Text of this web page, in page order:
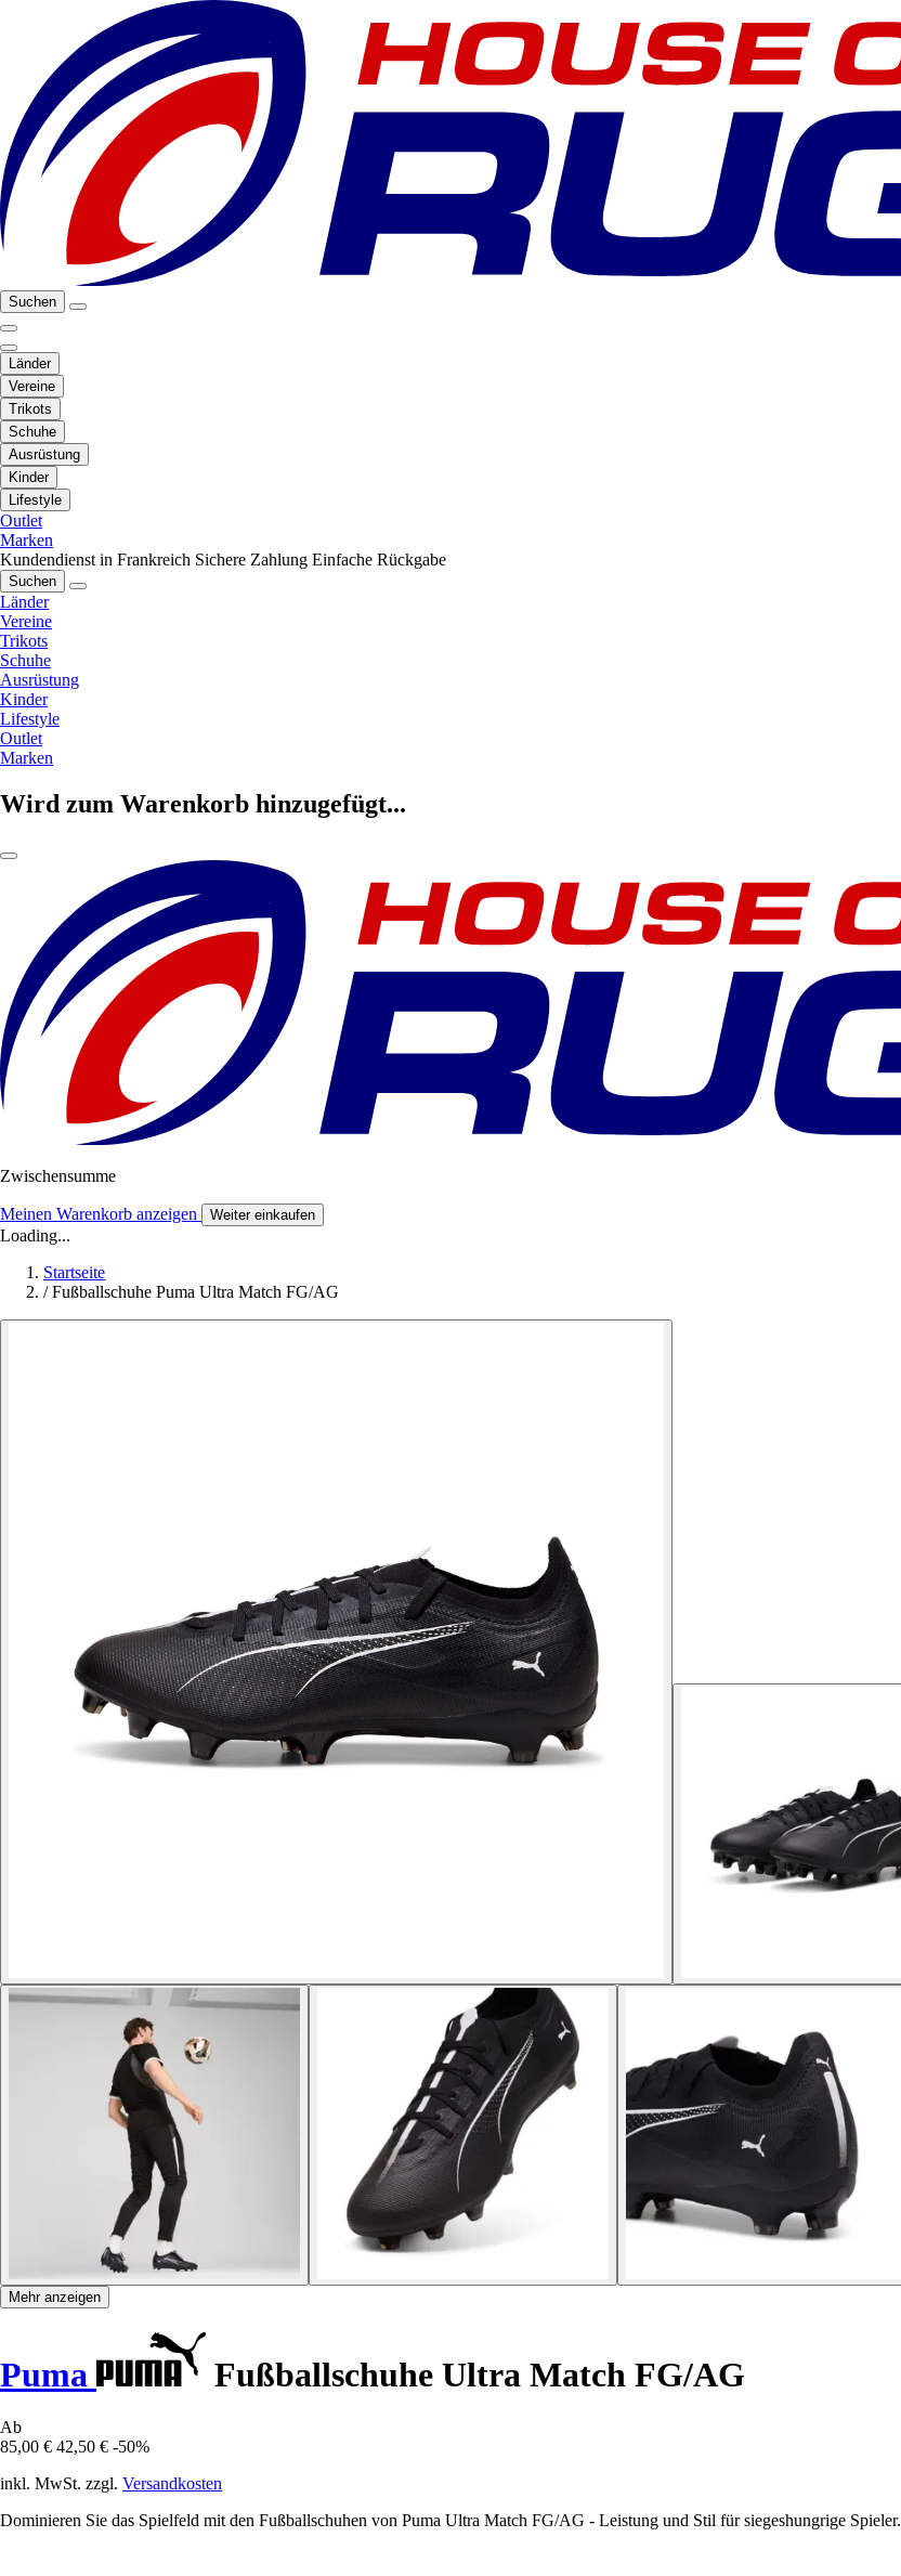
Suchen
Länder
Vereine
Trikots
Schuhe
Ausrüstung
Kinder
Lifestyle
Outlet
Marken
Kundendienst in Frankreich Sichere Zahlung Einfache Rückgabe
Suchen
Länder
Vereine
Trikots
Schuhe
Ausrüstung
Kinder
Lifestyle
Outlet
Marken
Wird zum Warenkorb hinzugefügt...
Zwischensumme
Meinen Warenkorb anzeigen Weiter einkaufen
Loading...
Startseite
/ Fußballschuhe Puma Ultra Match FG/AG
Mehr anzeigen
Puma Fußballschuhe Ultra Match FG/AG
Ab
85,00 € 42,50 € -50%
inkl. MwSt. zzgl. Versandkosten
Dominieren Sie das Spielfeld mit den Fußballschuhen von Puma Ultra Match FG/AG - Leistung und Stil für siegeshungrige Spieler.